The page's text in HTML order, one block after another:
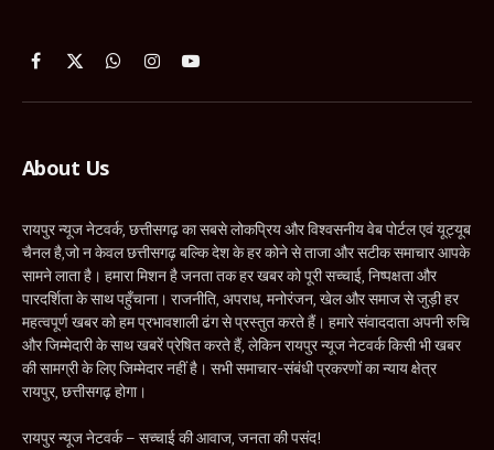
Facebook
X
WhatsApp
InstagramYouTube
About Us
रायपुर न्यूज नेटवर्क, छत्तीसगढ़ का सबसे लोकप्रिय और विश्वसनीय वेब पोर्टल एवं यूट्यूब
चैनल है,जो न केवल छत्तीसगढ़ बल्कि देश के हर कोने से ताजा और सटीक समाचार आपके
सामने लाता है। हमारा मिशन है जनता तक हर खबर को पूरी सच्चाई, निष्पक्षता और
पारदर्शिता के साथ पहुँचाना। राजनीति, अपराध, मनोरंजन, खेल और समाज से जुड़ी हर
महत्वपूर्ण खबर को हम प्रभावशाली ढंग से प्रस्तुत करते हैं। हमारे संवाददाता अपनी रुचि
और जिम्मेदारी के साथ खबरें प्रेषित करते हैं, लेकिन रायपुर न्यूज नेटवर्क किसी भी खबर
की सामग्री के लिए जिम्मेदार नहीं है। सभी समाचार-संबंधी प्रकरणों का न्याय क्षेत्र
रायपुर, छत्तीसगढ़ होगा।
रायपुर न्यूज नेटवर्क – सच्चाई की आवाज, जनता की पसंद!